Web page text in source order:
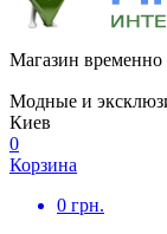
Магазин временно
Модные и
Киев
0
Корзина
0 грн.